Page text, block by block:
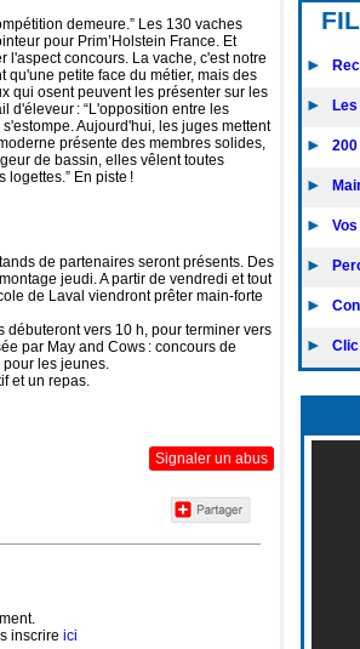
demeure.” Les 130 vaches
pour Prim’Holstein France. Et
concours. La vache, c'est notre
petite face du métier, mais des
qui osent peuvent les présenter sur les
d'éleveur : “L'opposition entre les
Aujourd'hui, les juges mettent
présente des membres solides,
de bassin, elles vêlent toutes
logettes.” En piste !
de partenaires seront présents. Des
jeudi. A partir de vendredi et tout
de Laval viendront prêter main-forte
vers 10 h, pour terminer vers
par May and Cows : concours de
les jeunes.
et un repas.
Signaler un abus
inscrire ici